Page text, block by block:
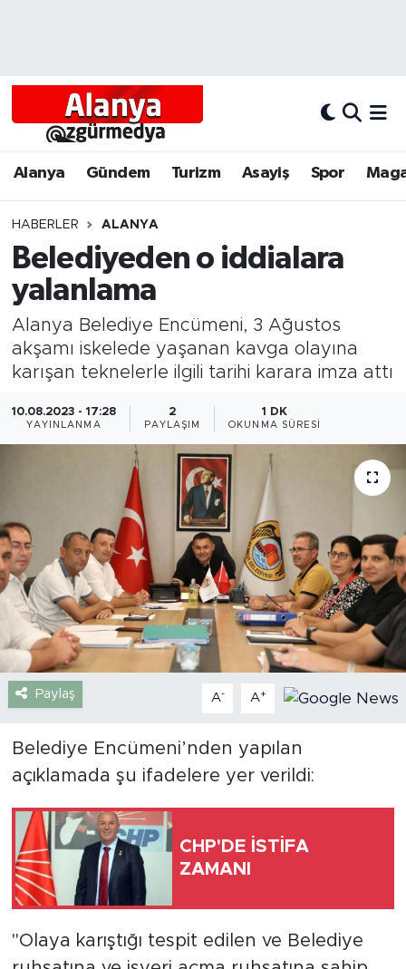
Alanya Gündem Turizm Asayiş Spor
HABERLER ALANYA
Belediyeden o iddialara
yalanlama
Alanya Belediye Encümeni, 3 Ağustos
akşamı iskelede yaşanan kavga olayına
karışan teknelerle ilgili tarihi karara imza attı
10.08.2023 - 17:28
YAYINLANMA
2
PAYLAŞIM
1 DK
OKUNMA SÜRESI
Paylaş A- A+
Belediye Encümeni’nden yapılan
açıklamada şu ifadelere yer verildi:
CHP'DE İSTİFA
ZAMANI
"Olaya karıştığı tespit edilen ve Belediye
Alanyum
Bölgesel
Dünya
Eğitim
Gündem
İnşaat-Emlak
Kültür-Sanat
Sağlık
Spor
Turizm
Türkiye
Yaşam
Yerel
Alanya Hava Durumu
Tüm Manşetler
Son Dakika Haberleri
Haber Arşivi